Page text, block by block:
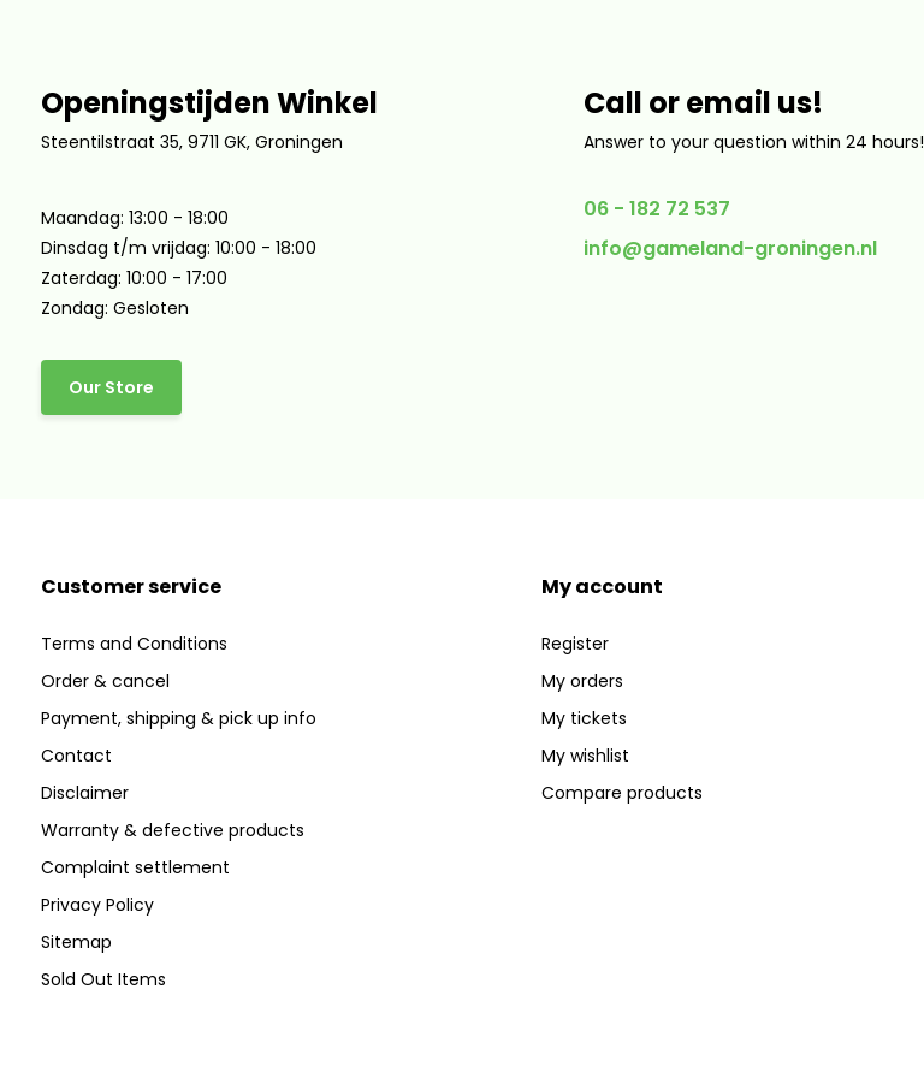
Openingstijden Winkel
Steentilstraat 35, 9711 GK, Groningen
Maandag: 13:00 - 18:00
Dinsdag t/m vrijdag: 10:00 - 18:00
Zaterdag: 10:00 - 17:00
Zondag: Gesloten
Our Store
Call or email us!
Answer to your question within 24 hours!
06 - 182 72 537
info@gameland-groningen.nl
Customer service
Terms and Conditions
Order & cancel
Payment, shipping & pick up info
Contact
Disclaimer
Warranty & defective products
Complaint settlement
Privacy Policy
Sitemap
Sold Out Items
My account
Register
My orders
My tickets
My wishlist
Compare products